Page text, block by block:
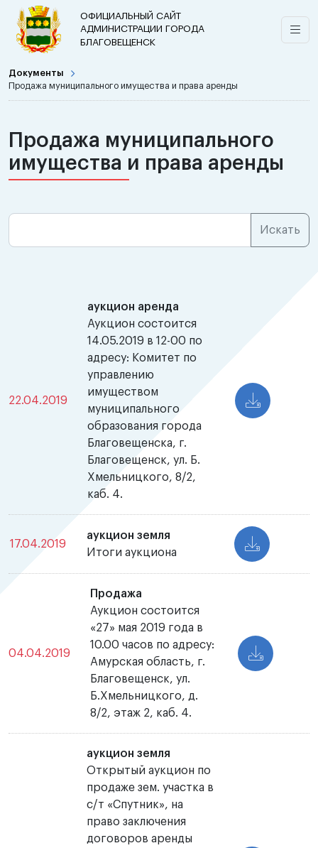
ОФИЦИАЛЬНЫЙ САЙТ
АДМИНИСТРАЦИИ ГОРОДА
БЛАГОВЕЩЕНСК
Документы
Продажа муниципального имущества и права аренды
Продажа муниципального
имущества и права аренды
22.04.2019
аукцион аренда
Аукцион состоится
14.05.2019 в 12-00 по
адресу: Комитет по
управлению
имуществом
муниципального
образования города
Благовещенска, г.
Благовещенск, ул. Б.
Хмельницкого, 8/2,
каб. 4.
17.04.2019
аукцион земля
Итоги аукциона
04.04.2019
Продажа
Аукцион состоится
«27» мая 2019 года в
10.00 часов по адресу:
Амурская область, г.
Благовещенск, ул.
Б.Хмельницкого, д.
8/2, этаж 2, каб. 4.
аукцион земля
Открытый аукцион по
продаже зем. участка в
с/т «Спутник», на
право заключения
договоров аренды